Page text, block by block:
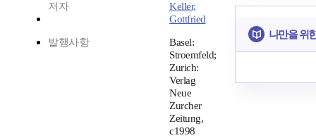
저자
Keller,
Gottfried
발행사항
Basel:
Stroemfeld;
Zurich:
Verlag
Neue
Zurcher
Zeitung,
c1998
나만을 위